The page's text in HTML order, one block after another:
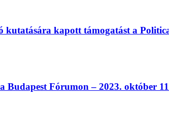
kutatására kapott támogatást a
Budapest Fórumon – 2023. október